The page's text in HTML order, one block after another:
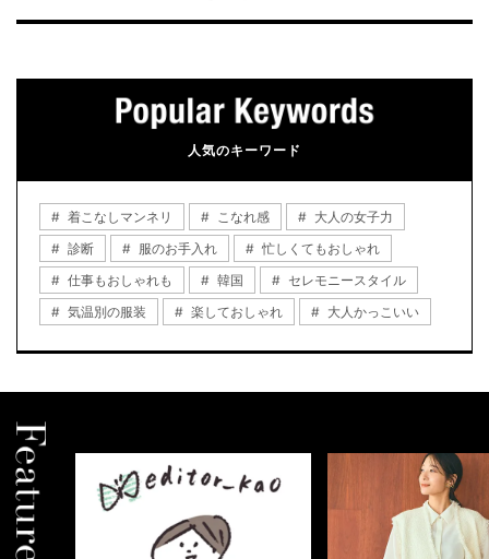
人気のキーワード
着こなしマンネリ こなれ感
大人の女子力
診断
服のお手入れ
忙しくてもおしゃれ
仕事もおしゃれも
韓国
セレモニースタイル
気温別の服装
楽しておしゃれ 大人かっこいい